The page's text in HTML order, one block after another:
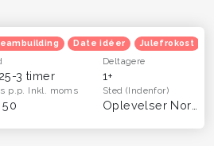
Date idéer Julefrokost
3 timer
Deltagere
1+
p.p. Inkl. moms
50
Sted(Indenfor)